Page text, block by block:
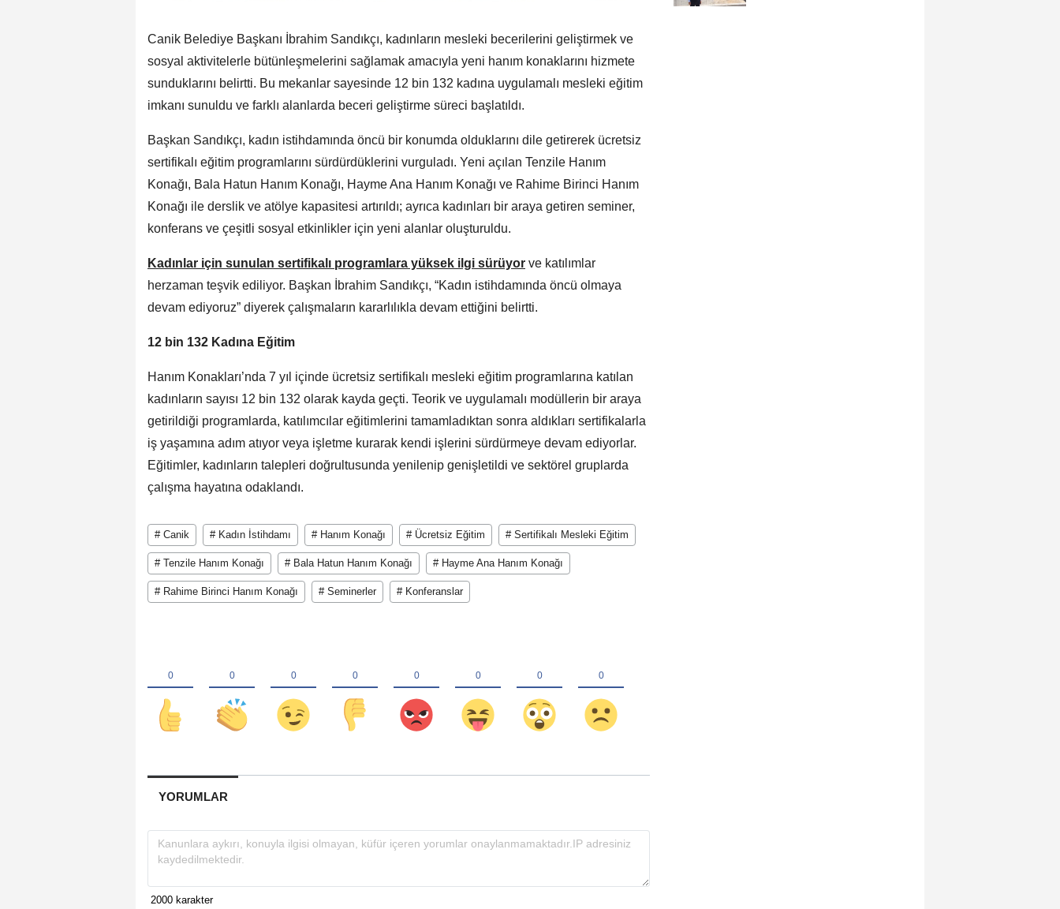
Canik Belediye Başkanı İbrahim Sandıkçı, kadınların mesleki becerilerini geliştirmek ve
sosyal aktivitelerle bütünleşmelerini sağlamak amacıyla yeni hanım konaklarını hizmete
sunduklarını belirtti. Bu mekanlar sayesinde 12 bin 132 kadına uygulamalı mesleki eğitim
imkanı sunuldu ve farklı alanlarda beceri geliştirme süreci başlatıldı.
Başkan Sandıkçı, kadın istihdamında öncü bir konumda olduklarını dile getirerek ücretsiz
sertifikalı eğitim programlarını sürdürdüklerini vurguladı. Yeni açılan Tenzile Hanım
Konağı, Bala Hatun Hanım Konağı, Hayme Ana Hanım Konağı ve Rahime Birinci Hanım
Konağı ile derslik ve atölye kapasitesi artırıldı; ayrıca kadınları bir araya getiren seminer,
konferans ve çeşitli sosyal etkinlikler için yeni alanlar oluşturuldu.
Kadınlar için sunulan sertifikalı programlara yüksek ilgi sürüyor ve katılımlar
herzaman teşvik ediliyor. Başkan İbrahim Sandıkçı, “Kadın istihdamında öncü olmaya
devam ediyoruz” diyerek çalışmaların kararlılıkla devam ettiğini belirtti.
12 bin 132 Kadına Eğitim
Hanım Konakları’nda 7 yıl içinde ücretsiz sertifikalı mesleki eğitim programlarına katılan
kadınların sayısı 12 bin 132 olarak kayda geçti. Teorik ve uygulamalı modüllerin bir araya
getirildiği programlarda, katılımcılar eğitimlerini tamamladıktan sonra aldıkları sertifikalarla
iş yaşamına adım atıyor veya işletme kurarak kendi işlerini sürdürmeye devam ediyorlar.
Eğitimler, kadınların talepleri doğrultusunda yenilenip genişletildi ve sektörel gruplarda
çalışma hayatına odaklandı.
# Canik # Kadın İstihdamı # Hanım Konağı # Ücretsiz Eğitim # Sertifikalı Mesleki Eğitim
# Tenzile Hanım Konağı # Bala Hatun Hanım Konağı # Hayme Ana Hanım Konağı
# Rahime Birinci Hanım Konağı # Seminerler # Konferanslar
YORUMLAR